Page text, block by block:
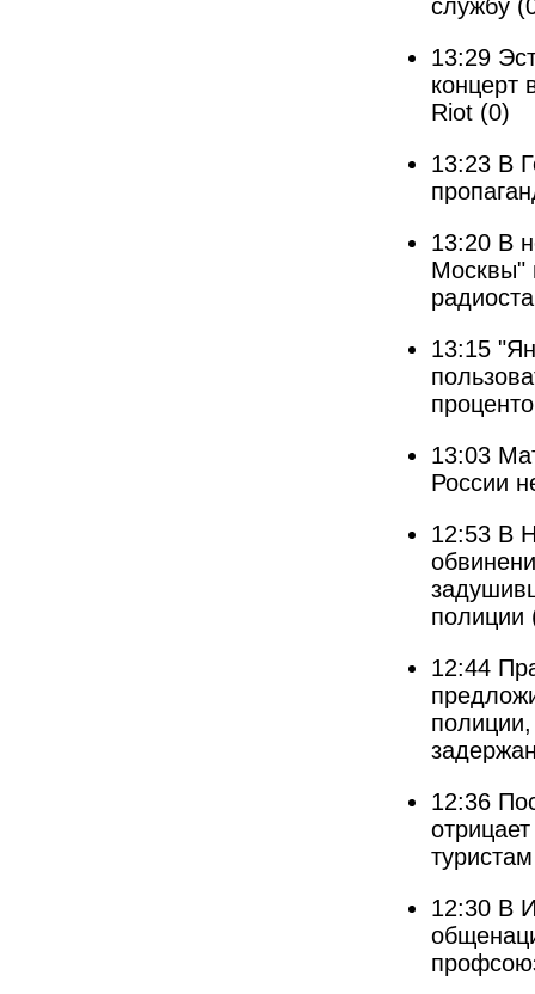
службу
13:29
концерт
Riot (0)
13:23 В
13:20 В
Москвы"
13:15
13:03
России
12:53 В
полиции
12:44
12:36
туристам
12:30 В